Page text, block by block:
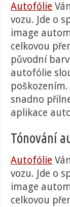
Autofólie
vozu. Jde o
image
celkovou
původní
autofólie
snadno
aplikace
Tónování
Autofólie
vozu. Jde o
image
celkovou